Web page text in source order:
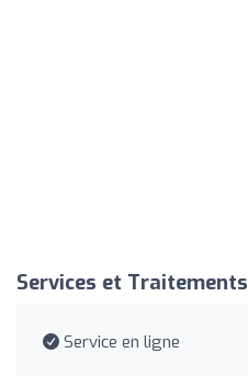
Services et Traitements
Service en ligne